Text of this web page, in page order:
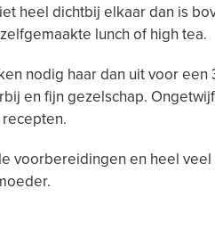
heel dichtbij elkaar dan is
lunch of high tea.
nodig haar dan uit voor
en fijn gezelschap.
voorbereidingen en heel